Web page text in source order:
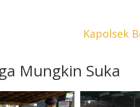
Kapolsek
Mungkin Suka